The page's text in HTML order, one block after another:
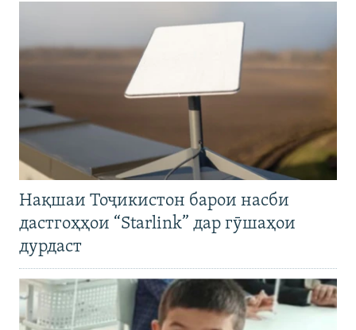
Нақшаи Тоҷикистон барои насби
дастгоҳҳои “Starlink” дар гӯшаҳои
дурдаст